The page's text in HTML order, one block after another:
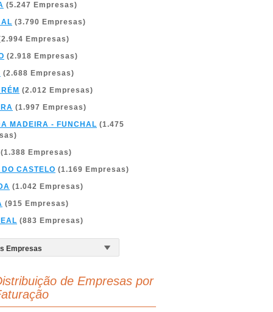
(5.247 Empresas)
(3.790 Empresas)
Empresas)
(2.918 Empresas)
(2.688 Empresas)
(2.012 Empresas)
(1.997 Empresas)
MADEIRA - FUNCHAL (1.475
Empresas)
CASTELO (1.169 Empresas)
(1.042 Empresas)
(915 Empresas)
(883 Empresas)
de Empresas por